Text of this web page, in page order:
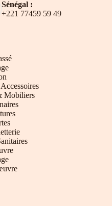
Sénégal :
+221 77459 59 49
Mobiliers